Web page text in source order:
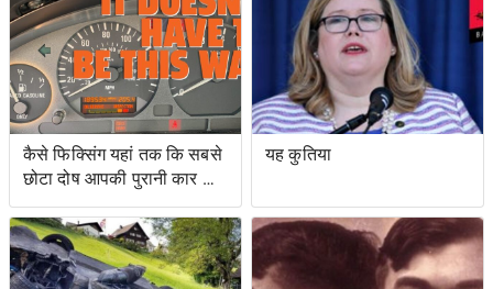
प्रयासों के लिए वोटिंग अधिकार
अधिनियम का उल्लंघन
कैसे फिक्सिंग यहां तक ​​कि सबसे
छोटा दोष आपकी पुरानी कार को
नया जैसा महसूस करा सकता है
यह कुतिया